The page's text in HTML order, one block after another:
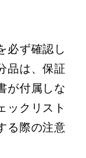
必ず確認し
品は、保証
が付属しな
ックリスト
る際の注意